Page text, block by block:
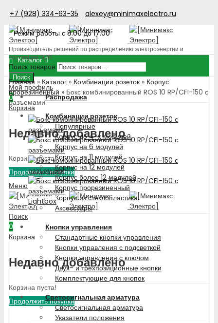
+7 (928) 334-63-35
alexey@minimaxelectro.ru
Режим работы с 8.00 до 17.00
Производитель решений по распределению электроэнергии и
поставщик ЭТП
Поиск товаров
Поиск
Мой профиль
0
Корзина
Недавно добавлено
Корзина пуста!
Продолжить покупки
Меню
Поиск
0
Корзина
Недавно добавлено
Корзина пуста!
Продолжить покупки
Каталог
Распродажа
Комбинации розеток
Популярные
Корпус до 4-х модулей
Корпус на 6 модулей
Корпус на 11 модулей
Корпус на 12 модулей
Корпус более 12 модулей
Корпус прорезиненный
Корпус из стеклопластика
Аксессуары
Кнопки управления
Стандартные кнопки управления
Кнопки управления с подсветкой
Кнопки управления с ключом
Двух- и трехпозиционные кнопки
Комплектующие для кнопок
Светосигнальная арматура
Светосигнальная арматура
Указатели положения
Главная » Каталог » Комбинации розеток » Корпус
прорезиненный » Бокс комбинированный ROS 10 RP/CFI-150 с
разъемами
Lightbox